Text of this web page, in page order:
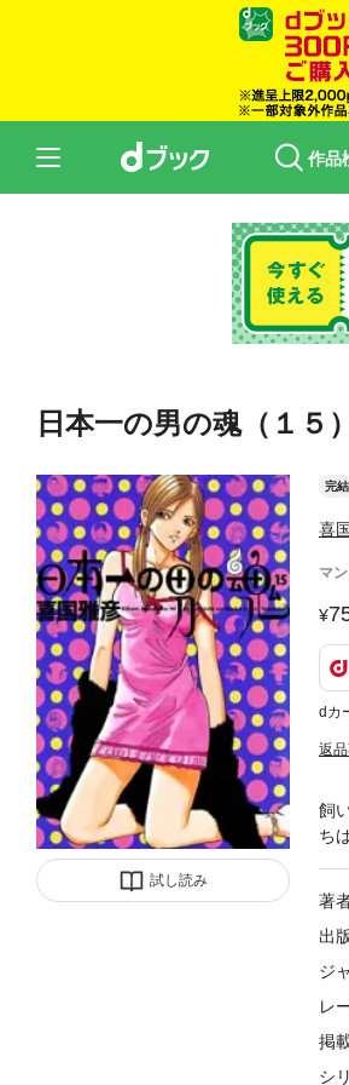
作品
日本一の男の魂（１５）
試し読み
完結
喜
マ
dカ
返
飼
ち
著
出
ジ
レ
掲
シ